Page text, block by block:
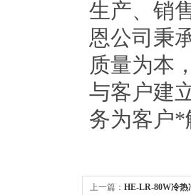
生产、销
恩公司秉
质量为本
与客户建
务为客户*
上一篇： HE-LR-80W冷热